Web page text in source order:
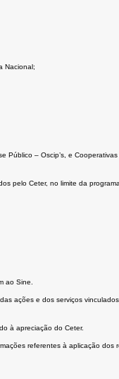
Nacional;
Público – Oscip’s, e
pelo Ceter, no limite da
ao Sine.
ações e dos serviços
à apreciação do Ceter.
referentes à aplicação dos